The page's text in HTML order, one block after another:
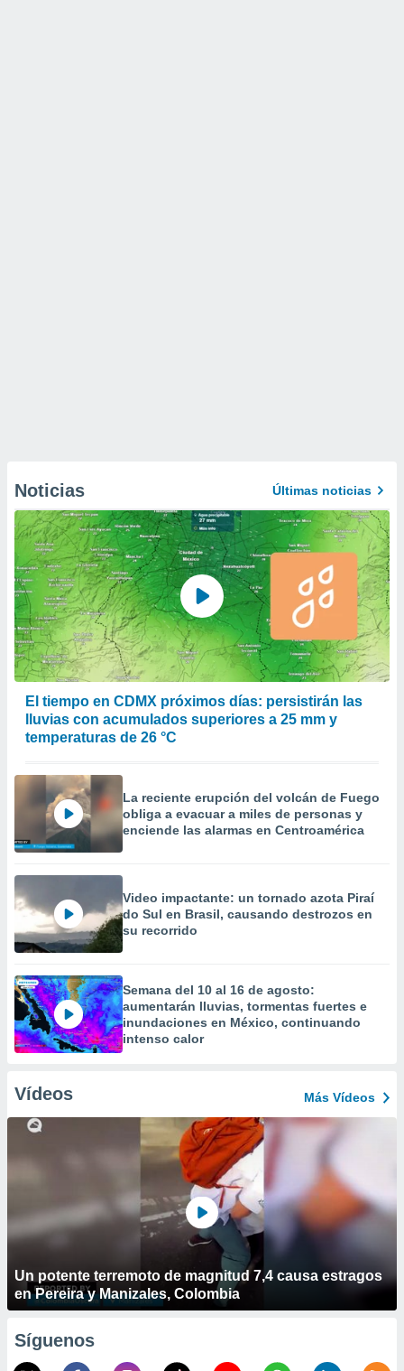
Noticias Últimas noticias
El tiempo en CDMX próximos días: persistirán las
lluvias con acumulados superiores a 25 mm y
temperaturas de 26 °C
La reciente erupción del volcán de Fuego
obliga a evacuar a miles de personas y
enciende las alarmas en Centroamérica
Video impactante: un tornado azota Piraí
do Sul en Brasil, causando destrozos en
su recorrido
Semana del 10 al 16 de agosto:
aumentarán lluvias, tormentas fuertes e
inundaciones en México, continuando
intenso calor
Vídeos Más Vídeos
Un potente terremoto de magnitud 7,4 causa estragos
en Pereira y Manizales, Colombia
Síguenos